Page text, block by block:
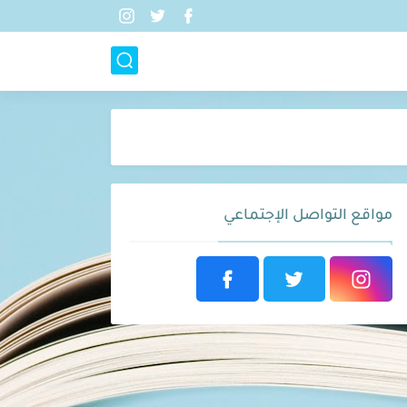
مواقع التواصل الإجتماعي